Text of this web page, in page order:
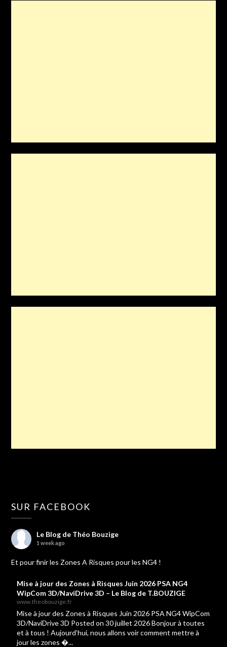
SUR FACEBOOK
Le Blog de Théo Bouzige
1 week ago
Et pour finir les Zones A Risques pour les NG4 !
Mise à jour des Zones à Risques Juin 2026 PSA NG4
WipCom 3D/NaviDrive 3D – Le Blog de T.BOUZIGE
www.theobouzige.fr
Mise à jour des Zones à Risques Juin 2026 PSA NG4 WipCom
3D/NaviDrive 3D Posted on 30 juillet 2026 Bonjour à toutes
et à tous ! Aujourd’hui, nous allons voir comment mettre à
jour les zones �...